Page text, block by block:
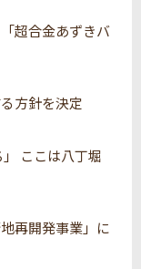
超合金あずきバ
方針を決定
」 ここは八丁堀
再開発事業」に